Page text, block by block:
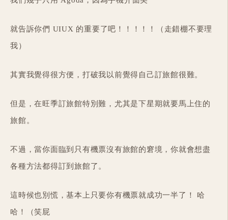
就告訴你們 UIUX 的重要了吧！！！！！（走錯棚不要理
我）
其實我覺得很方便，打破我以前覺得自己訂旅館很難。
但是，在旺季訂旅館特別難，尤其是下星期就要馬上住的
旅館。
不過，當你面臨到只有機票沒有旅館的窘境，你就會想盡
各種方法都得訂到旅館了。
這時候也別慌，基本上只要你有機票就成功一半了！ 哈
哈！（笑屁